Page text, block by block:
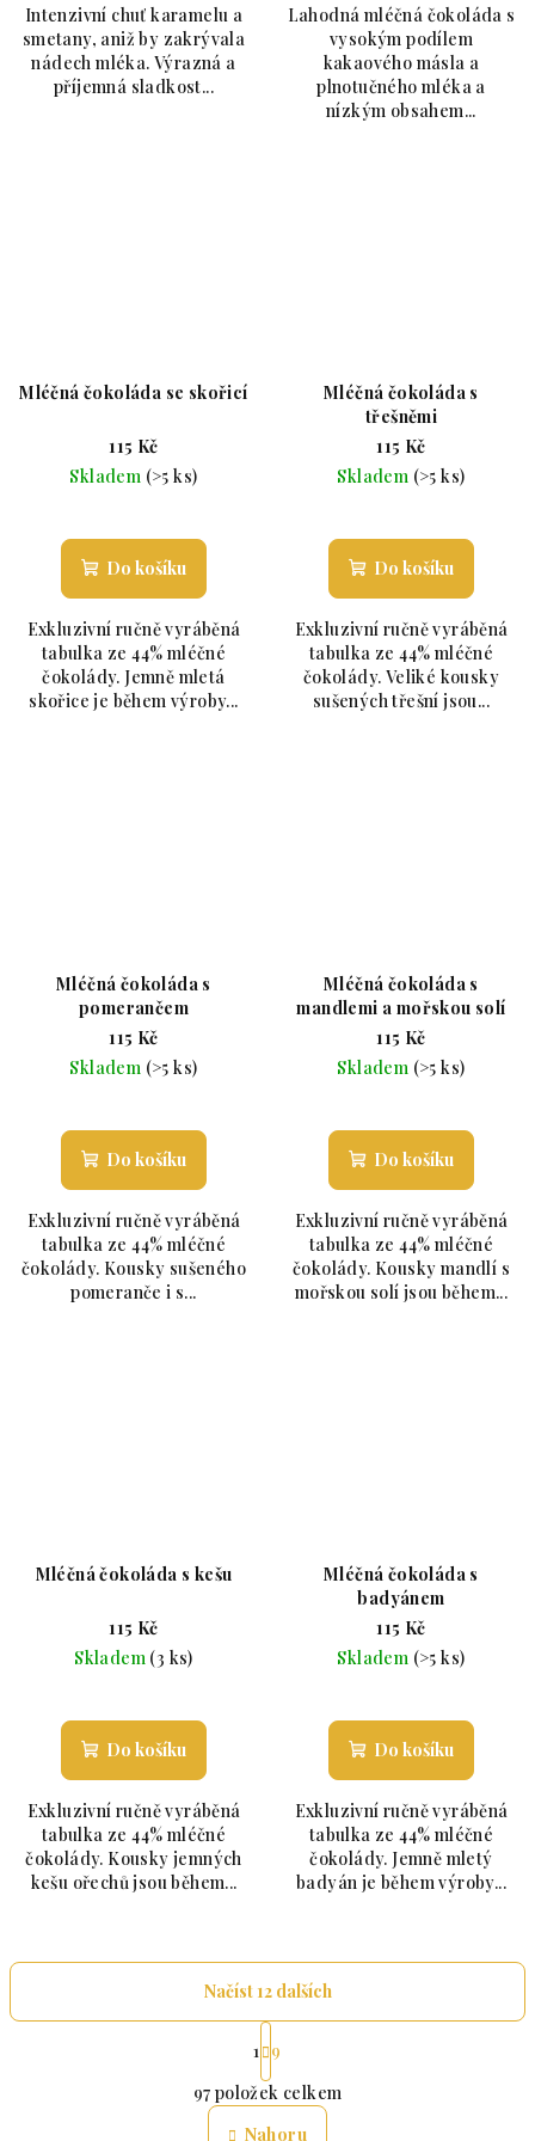
Intenzivní chuť karamelu a
smetany, aniž by zakrývala
nádech mléka. Výrazná a
příjemná sladkost...
Lahodná mléčná čokoláda s
vysokým podílem
kakaového másla a
plnotučného mléka a
nízkým obsahem...
Mléčná čokoláda se skořicí
115 Kč
Skladem (>5 ks)
Do košíku
Exkluzivní ručně vyráběná
tabulka ze 44% mléčné
čokolády. Jemně mletá
skořice je během výroby...
Mléčná čokoláda s
třešněmi
115 Kč
Skladem (>5 ks)
Do košíku
Exkluzivní ručně vyráběná
tabulka ze 44% mléčné
čokolády. Veliké kousky
sušených třešní jsou...
Mléčná čokoláda s
pomerančem
115 Kč
Skladem (>5 ks)
Do košíku
Exkluzivní ručně vyráběná
tabulka ze 44% mléčné
čokolády. Kousky sušeného
pomeranče i s...
Mléčná čokoláda s
mandlemi a mořskou solí
115 Kč
Skladem (>5 ks)
Do košíku
Exkluzivní ručně vyráběná
tabulka ze 44% mléčné
čokolády. Kousky mandlí s
mořskou solí jsou během...
Mléčná čokoláda s kešu
115 Kč
Skladem (3 ks)
Do košíku
Exkluzivní ručně vyráběná
tabulka ze 44% mléčné
čokolády. Kousky jemných
kešu ořechů jsou během...
Mléčná čokoláda s
badyánem
115 Kč
Skladem (>5 ks)
Do košíku
Exkluzivní ručně vyráběná
tabulka ze 44% mléčné
čokolády. Jemně mletý
badyán je během výroby...
Ovládací prvky výpisu
Načíst 12 dalších
Stránkování
1 9
97 položek celkem
Nahoru